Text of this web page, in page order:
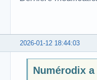
2026-01-12 18:44:03
Numérodix